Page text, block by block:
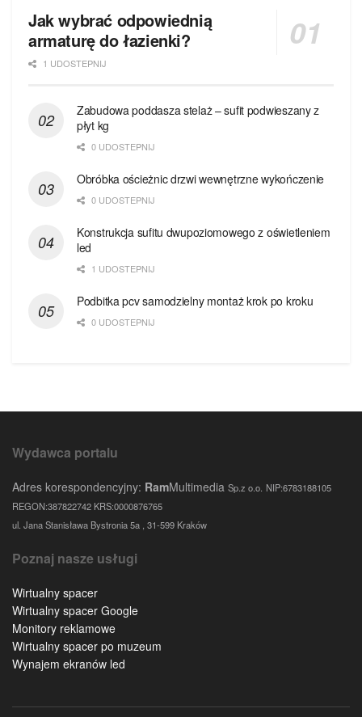
Jak wybrać odpowiednią
armaturę do łazienki?
1 UDOSTEPNIJ
Zabudowa poddasza stelaż – sufit podwieszany z
płyt kg
0 UDOSTEPNIJ
Obróbka ościeżnic drzwi wewnętrzne wykończenie
0 UDOSTEPNIJ
Konstrukcja sufitu dwupoziomowego z oświetleniem
led
1 UDOSTEPNIJ
Podbitka pcv samodzielny montaż krok po kroku
0 UDOSTEPNIJ
Wydawca portalu
Adres korespondencyjny: RamMultimedia Sp.z o.o. NIP:6783188105
REGON:387822742 KRS:0000876765
ul. Jana Stanisława Bystronia 5a , 31-599 Kraków
Poznaj nasze usługi
Wirtualny spacer
Wirtualny spacer Google
Monitory reklamowe
Wirtualny spacer po muzeum
Wynajem ekranów led